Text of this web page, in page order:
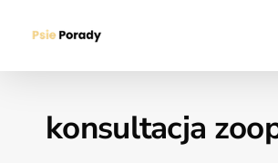
Hit enter to search or ESC to close
konsultacja